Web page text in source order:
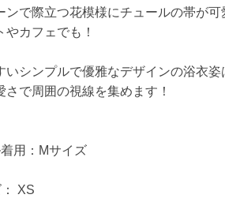
ンで際立つ花模様にチュールの帯が可
やカフェでも！
いシンプルで優雅なデザインの浴衣姿
さで周囲の視線を集めます！
用：Mサイズ
XS